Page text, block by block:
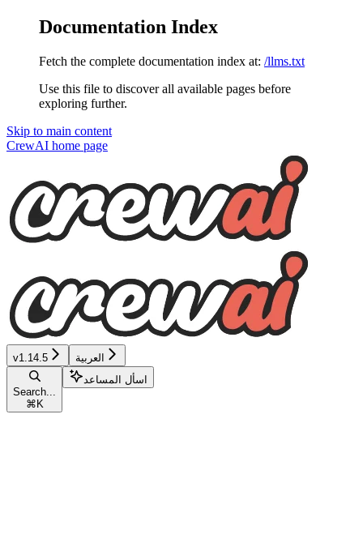
Documentation Index
Fetch the complete documentation index at: /llms.txt
Use this file to discover all available pages before
exploring further.
Skip to main content
CrewAI home page
v1.14.5 العربية
Search...
⌘ K
اسأل المساعد